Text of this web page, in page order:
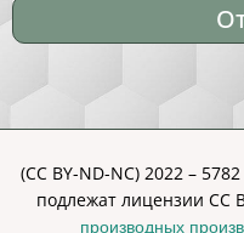
(CC BY-ND-NC) 2022 –
подлежат лицензии CC
производных